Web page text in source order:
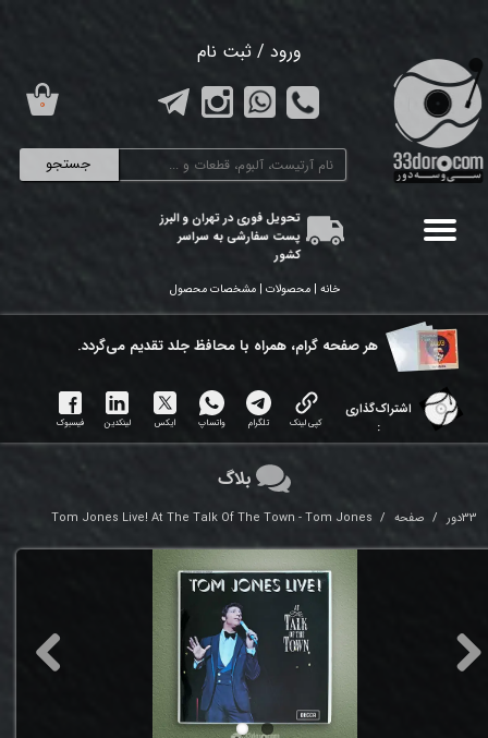
جستجو
ورود / ثبت نام
تغییر گذر واژه
سفارشات
تحویل فوری در تهران و البرز
پست سفارشی به سراسر
کشور
۰
خانه | محصولات | مشخصات محصول
هر ​صفحه گرام، همراه با محافظ جلد تقدیم می‌گردد.
اشتراک‌گذاری
:
کپی لینک تلگرام واتساپ ایکس لینکدین فیسبوک
33دور صفحه Tom Jones Live! At The Talk Of The Town - Tom Jones
بلاگ